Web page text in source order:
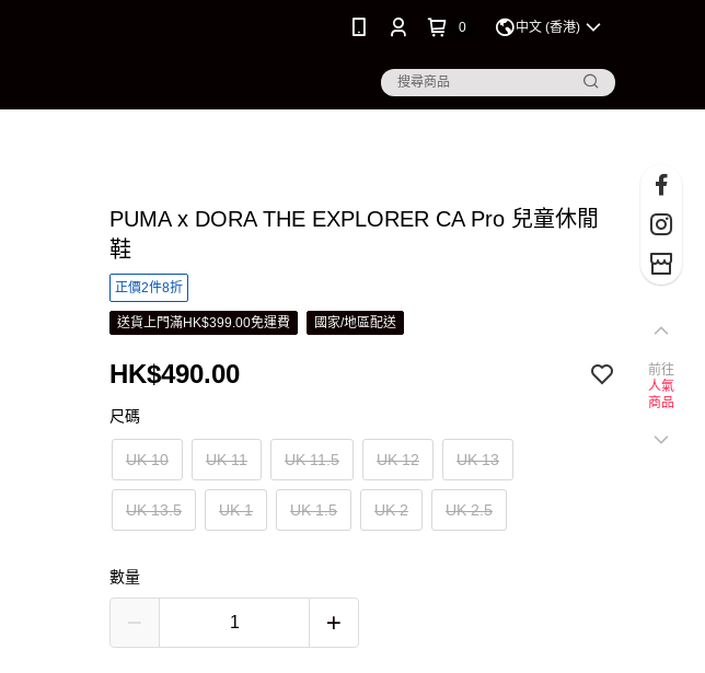
0 中文 (香港)
PUMA x DORA THE EXPLORER CA Pro 兒童休閒
鞋
正價2件8折
送貨上門滿HK$399.00免運費 國家/地區配送
HK$490.00
尺碼
UK 10 UK 11 UK 11.5 UK 12 UK 13
UK 13.5 UK 1 UK 1.5 UK 2 UK 2.5
數量
前往
人氣
商品